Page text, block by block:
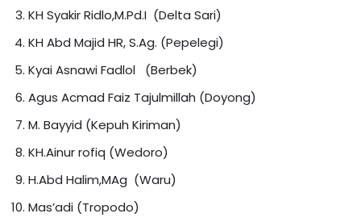
KH Syakir Ridlo,M.Pd.I (Delta Sari)
KH Abd Majid HR, S.Ag. (Pepelegi)
Kyai Asnawi Fadlol (Berbek)
Agus Acmad Faiz Tajulmillah (Doyong)
M. Bayyid (Kepuh Kiriman)
KH.Ainur rofiq (Wedoro)
H.Abd Halim,MAg (Waru)
Mas’adi (Tropodo)